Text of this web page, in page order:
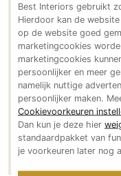
Afwerking
Wandafwerking
Beton Ciré
Behang / Wandtextiel
Natuursteen en
Leer
Schilderwerk
info@studiojma.nl
studiojma.nl
+31 (0)6
Social Media
Neem direct
Best Interiors gebruikt
Hierdoor kan de
op de website goed
marketingcookies
marketingcookies
persoonlijker en meer
namelijk nuttige
persoonlijker maken.
Cookievoorkeuren
Dan kun je deze hier
standaardpakket van
je voorkeuren later nog